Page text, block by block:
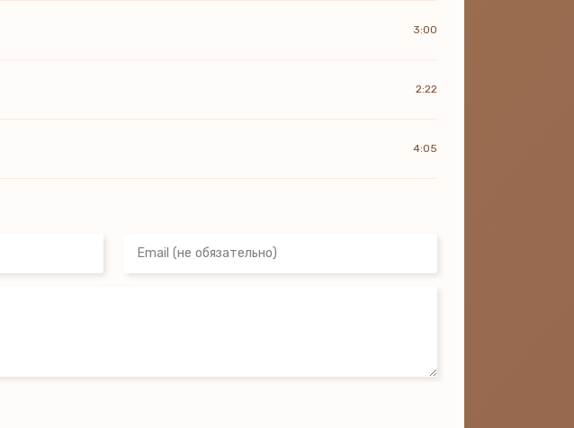
3:00
2:22
4:05